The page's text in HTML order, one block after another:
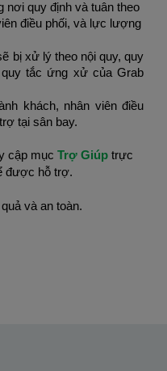
nơi quy định và tuân theo
điều phối, và lực lượng
bị xử lý theo nội quy, quy
tắc ứng xử của Grab
khách, nhân viên điều
tại sân bay.
cập mục Trợ Giúp trực
được hỗ trợ.
và an toàn.